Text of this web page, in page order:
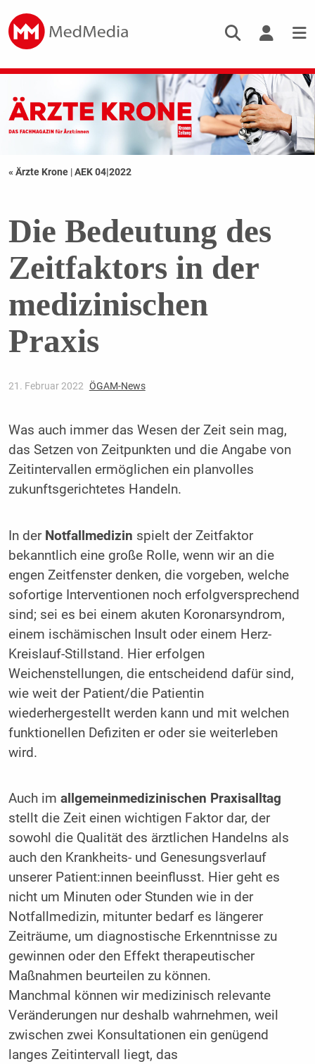
« Ärzte Krone |AEK 04|2022
Die Bedeutung des
Zeitfaktors in der
medizinischen
Praxis
21. Februar 2022 ÖGAM-News
Was auch immer das Wesen der Zeit sein mag,
das Setzen von Zeitpunkten und die Angabe von
Zeitintervallen ermöglichen ein planvolles
zukunftsgerichtetes Handeln.
In der Notfallmedizin spielt der Zeitfaktor
bekanntlich eine große Rolle, wenn wir an die
engen Zeitfenster denken, die vorgeben, welche
sofortige Interventionen noch erfolgversprechend
sind; sei es bei einem akuten Koronarsyndrom,
einem ischämischen Insult oder einem Herz-
Kreislauf-Stillstand. Hier erfolgen
Weichenstellungen, die entscheidend dafür sind,
wie weit der Patient/die Patientin
wiederhergestellt werden kann und mit welchen
funktionellen Defiziten er oder sie weiterleben
wird.
Auch im allgemeinmedizinischen Praxisalltag
stellt die Zeit einen wichtigen Faktor dar, der
sowohl die Qualität des ärztlichen Handelns als
auch den Krankheits- und Genesungsverlauf
unserer Patient:innen beeinflusst. Hier geht es
nicht um Minuten oder Stunden wie in der
Notfallmedizin, mitunter bedarf es längerer
Zeiträume, um diagnostische Erkenntnisse zu
gewinnen oder den Effekt therapeutischer
Maßnahmen beurteilen zu können.
Manchmal können wir medizinisch relevante
Veränderungen nur deshalb wahrnehmen, weil
zwischen zwei Konsultationen ein genügend
langes Zeitintervall liegt, das